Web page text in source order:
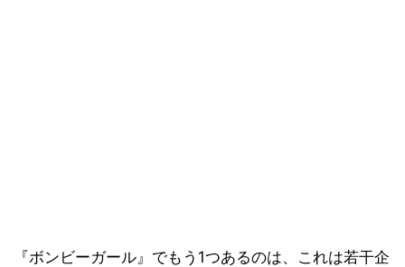
『ボンビーガール』でもう1つあるのは、これは若干企